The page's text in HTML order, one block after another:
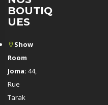
BOUTIQ
UES
Show
Room
Joma: 44,
Rue
Tarak